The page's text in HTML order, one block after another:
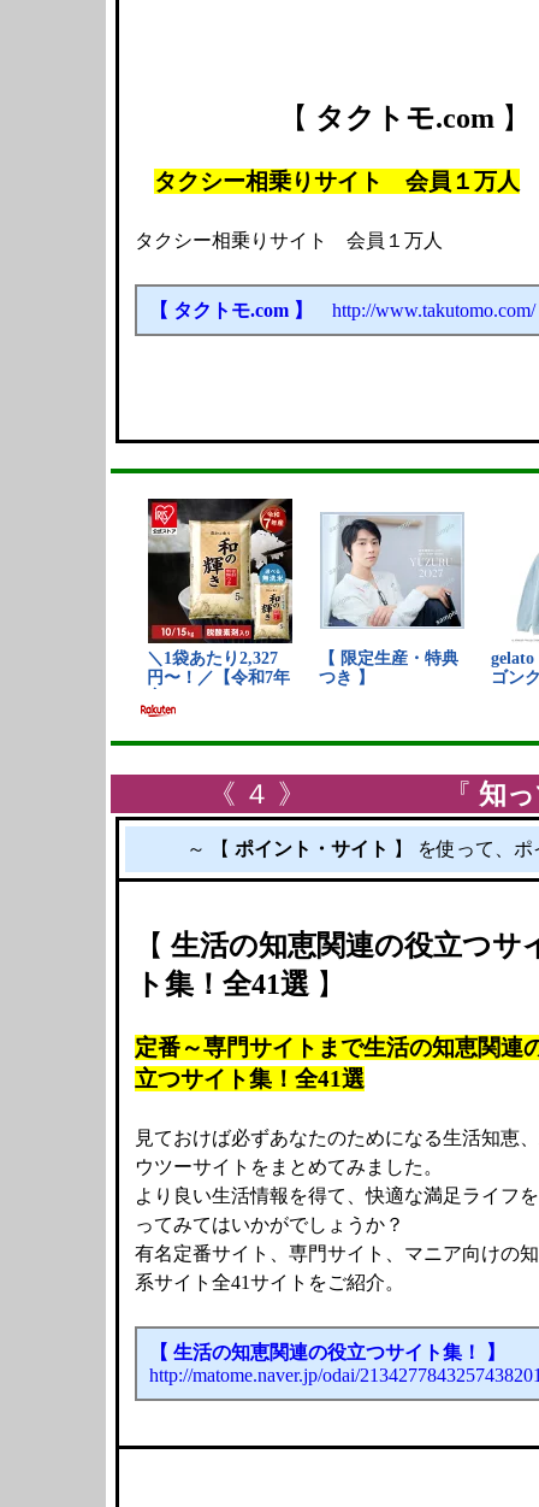
【 タクトモ.com 】
タクシー相乗りサイト 会員１万人
タクシー相乗りサイト 会員１万人
【 タクトモ.com 】 http://www.takutomo.com/
《 ４ 》 『知
～ 【 ポイント・サイト 】 を使って、
【 生活の知恵関連の役立つサ
ト集！全41選 】
定番～専門サイトまで生活の知恵関連
立つサイト集！全41選
見ておけば必ずあなたのためになる生活知恵
ウツーサイトをまとめてみました。
より良い生活情報を得て、快適な満足ライフ
ってみてはいかがでしょうか？
有名定番サイト、専門サイト、マニア向けの
系サイト全41サイトをご紹介。
【 生活の知恵関連の役立つサイト集！ 】
http://matome.naver.jp/odai/